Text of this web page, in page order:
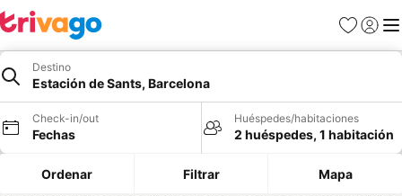
Favoritos
Iniciar
Destino
Estación de Sants, Barcelona
Check-in/out
Fechas
Huéspedes/habitaciones
2 huéspedes, 1 habitación
Ordenar Filtrar Mapa